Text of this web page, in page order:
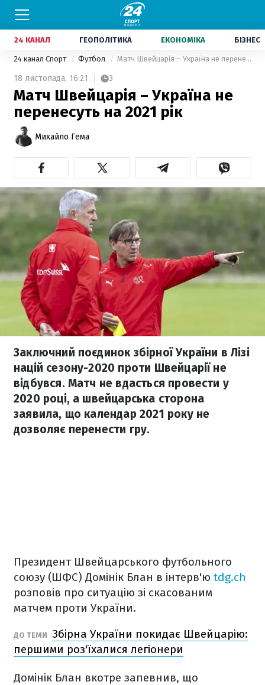
24 КАНАЛ ГЕОПОЛІТИКА ЕКОНОМІКА БІЗНЕС
24 канал Спорт Футбол Матч Швейцарія – Україна не перенесуть на 2021 рік
18 листопада, 16:21 3
Матч Швейцарія – Україна не
перенесуть на 2021 рік
Михайло Гема
Заключний поєдинок збірної України в Лізі
націй сезону-2020 проти Швейцарії не
відбувся. Матч не вдасться провести у
2020 році, а швейцарська сторона
заявила, що календар 2021 року не
дозволяє перенести гру.
Президент Швейцарського футбольного
союзу (ШФС) Домінік Блан в інтерв'ю tdg.ch
розповів про ситуацію зі скасованим
матчем проти України.
ДО ТЕМИ Збірна України покидає Швейцарію:
першими роз'їхалися легіонери
Домінік Блан вкотре запевнив, що